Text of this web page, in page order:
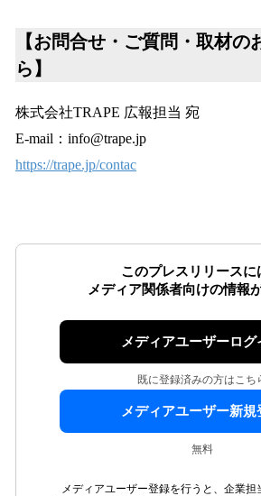
【お問合せ・ご質問・取材の
ら】
株式会社TRAPE 広報担当 宛
E-mail：info@trape.jp
https://trape.jp/contac
このプレスリリースに
メディア関係者向けの情報
メディアユーザーログ
既に登録済みの方はこち
メディアユーザー新規
無料
メディアユーザー登録を行うと、企業担